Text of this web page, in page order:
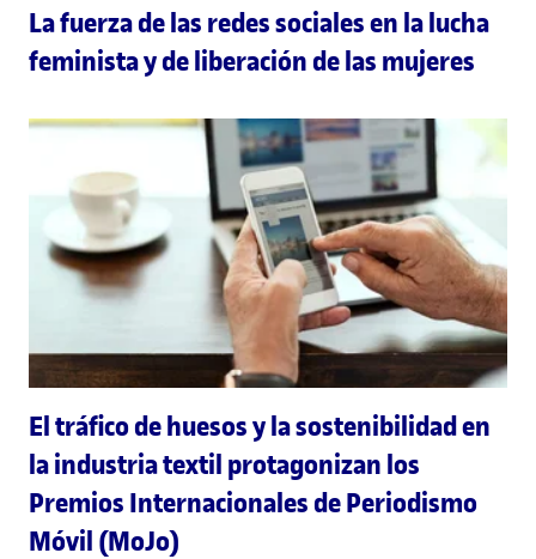
La fuerza de las redes sociales en la lucha
feminista y de liberación de las mujeres
El tráfico de huesos y la sostenibilidad en
la industria textil protagonizan los
Premios Internacionales de Periodismo
Móvil (MoJo)